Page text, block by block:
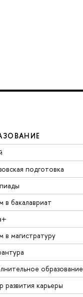
подготовка
в бакалавриат
в магистратуру
образование
развития карьеры